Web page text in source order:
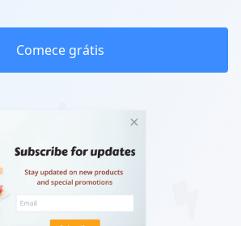
Comece grátis